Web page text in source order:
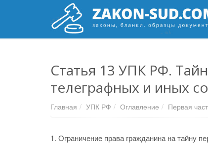
Статья 13 УПК РФ.
телеграфных и иных
Главная УПК РФ Оглавление Первая
1. Ограничение права гражданина на тайну